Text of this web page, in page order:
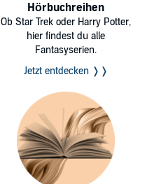
Hörbuchreihen
Ob Star Trek oder Harry Potter,
hier findest du alle
Fantasyserien.
Jetzt entdecken ❭❭